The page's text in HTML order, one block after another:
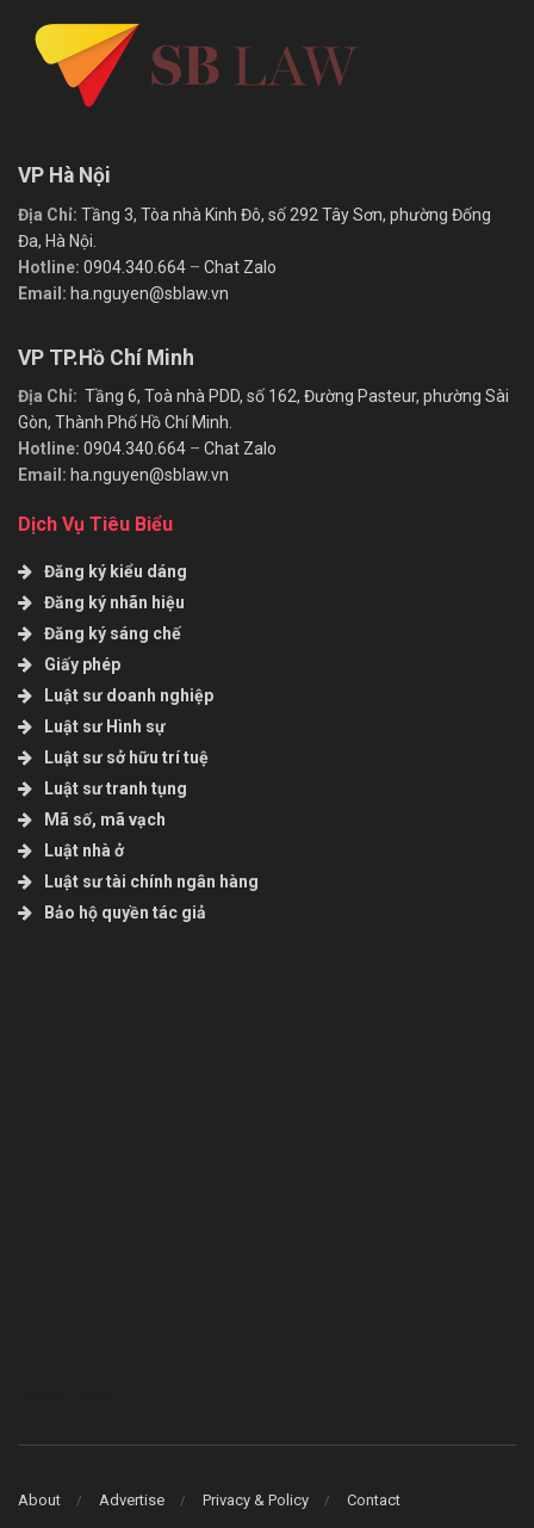
VP Hà Nội
Địa Chỉ: Tầng 3, Tòa nhà Kinh Đô, số 292 Tây Sơn, phường Đống
Đa, Hà Nội.
Hotline: 0904.340.664 – Chat Zalo
Email: ha.nguyen@sblaw.vn
VP TP.Hồ Chí Minh
Địa Chỉ: Tầng 6, Toà nhà PDD, số 162, Đường Pasteur, phường Sài
Gòn, Thành Phố Hồ Chí Minh.
Hotline: 0904.340.664 – Chat Zalo
Email: ha.nguyen@sblaw.vn
Dịch Vụ Tiêu Biểu
Đăng ký kiểu dáng
Đăng ký nhãn hiệu
Đăng ký sáng chế
Giấy phép
Luật sư doanh nghiệp
Luật sư Hình sự
Luật sư sở hữu trí tuệ
Luật sư tranh tụng
Mã số, mã vạch
Luật nhà ở
Luật sư tài chính ngân hàng
Bảo hộ quyền tác giả
About Advertise Privacy & Policy Contact